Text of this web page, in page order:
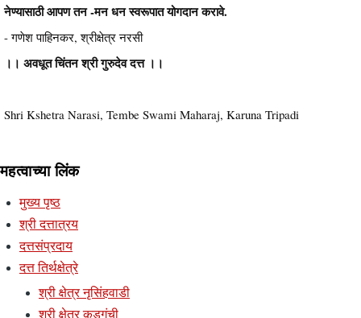
नेण्यासाठी आपण तन -मन धन स्वरूपात योगदान करावे.
- गणेश पाहिनकर, श्रीक्षेत्र नरसी
।। अवधूत चिंतन श्री गुरुदेव दत्त ।।
Shri Kshetra Narasi, Tembe Swami Maharaj, Karuna Tripadi
महत्वाच्या लिंक
मुख्य पृष्ठ
श्री दत्तात्रय
दत्तसंप्रदाय
दत्त तिर्थक्षेत्रे
श्री क्षेत्र नृसिंहवाडी
श्री क्षेत्र कडगंची